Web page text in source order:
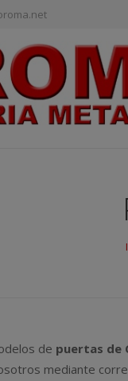
de puertas de
mediante